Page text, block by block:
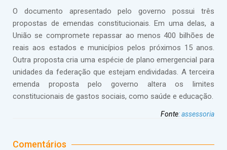
O documento apresentado pelo governo possui três
propostas de emendas constitucionais. Em uma delas, a
União se compromete repassar ao menos 400 bilhões de
reais aos estados e municípios pelos próximos 15 anos.
Outra proposta cria uma espécie de plano emergencial para
unidades da federação que estejam endividadas. A terceira
emenda proposta pelo governo altera os limites
constitucionais de gastos sociais, como saúde e educação.
Fonte:assessoria
Comentários